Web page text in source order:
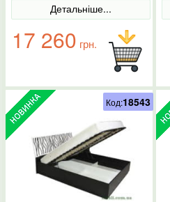
Детальніше...
17 260 грн.
Код:18543